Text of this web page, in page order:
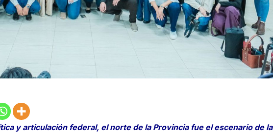
y articulación federal, el norte de la Provincia fue el escenario de la